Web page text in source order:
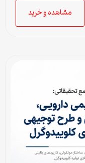
مشاهده و خرید